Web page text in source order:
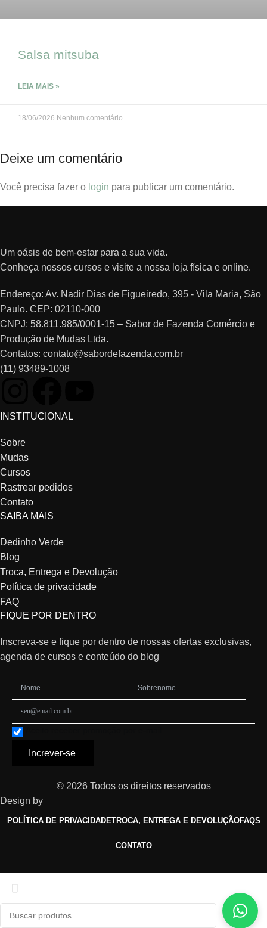
Salsa mitsuba
LEIA MAIS »
18/06/2026 Nenhum comentário
Deixe um comentário
Você precisa fazer o login para publicar um comentário.
Um oásis de bem-estar para a sua vida.
Conheça nossos cursos e visite a nossa loja física e online.
Endereço: Av. Nadir Dias de Figueiredo, 395 - Vila Maria, São
Paulo. CEP: 02110-000
CNPJ: 58.811.985/0001-15 – Sabor de Fazenda Comércio e
Produção de Mudas Ltda.
Contatos: contato@sabordefazenda.com.br
(11) 93489-1008
INSTITUCIONAL
Sobre
Mudas
Cursos
Rastrear pedidos
Contato
SAIBA MAIS
Dedinho Verde
Blog
Troca, Entrega e Devolução
Política de privacidade
FAQ
FIQUE POR DENTRO
Inscreva-se e fique por dentro de nossas ofertas exclusivas,
agenda de cursos e conteúdo do blog
Increver-se
© 2026 Todos os direitos reservados
Design by
POLÍTICA DE PRIVACIDADETROCA, ENTREGA E DEVOLUÇÃOFAQS
CONTATO